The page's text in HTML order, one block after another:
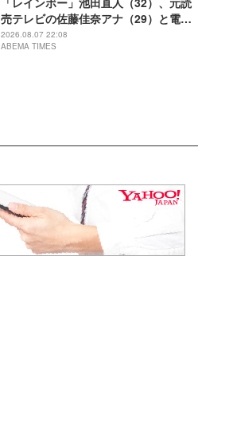
売テレビの佐藤佳奈アナ（29）と電撃
結婚「ジャンボより先とは」「かなり
びっくり！」など驚きの声
2026.08.07 22:08
ABEMA TIMES